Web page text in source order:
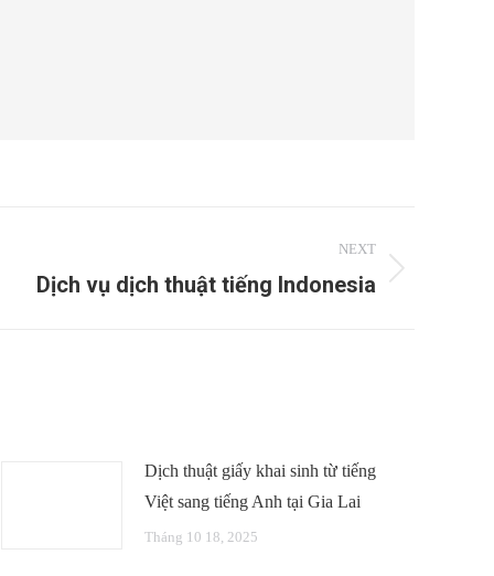
NEXT
Dịch vụ dịch thuật tiếng Indonesia
Dịch thuật giấy khai sinh từ tiếng
Việt sang tiếng Anh tại Gia Lai
Tháng 10 18, 2025